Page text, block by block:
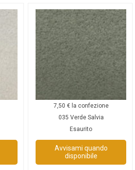
7,50 € la confezione
035 Verde Salvia
Esaurito
Avvisami quando
disponibile